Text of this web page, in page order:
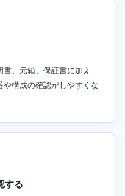
、元箱、保証書に加え
や構成の確認がしやすくな
する